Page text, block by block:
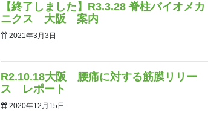
【終了しました】R3.3.28 脊柱バイオメカ
ニクス 大阪 案内
2021年3月3日
R2.10.18大阪 腰痛に対する筋膜リリー
ス レポート
2020年12月15日